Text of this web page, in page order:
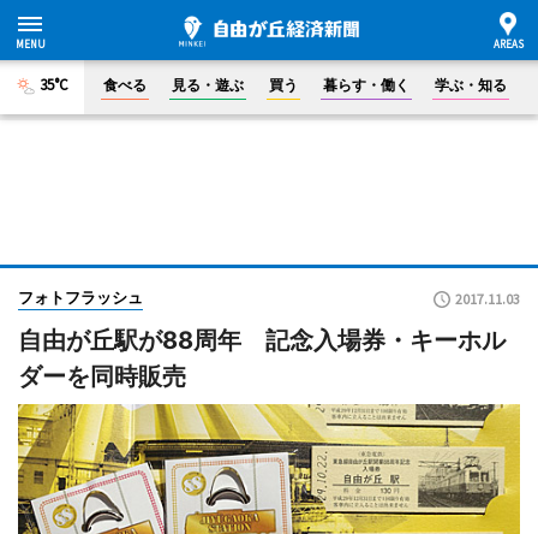
35°C 食べる 見る・遊ぶ 買う 暮らす・働く 学ぶ・知る
フォトフラッシュ 2017.11.03
自由が丘駅が88周年 記念入場券・キーホル
ダーを同時販売